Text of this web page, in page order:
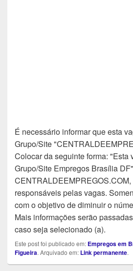
É necessário informar que esta
Grupo/Site
Colocar da seguinte forma: "Esta
Grupo/Site Empregos Brasília
responsáveis pelas vagas.
com o objetivo de diminuir o
Mais informações serão
caso seja selecionado (a).
Este post foi publicado em: Empregos em
Figueira. Arquivado em: Link permanente.